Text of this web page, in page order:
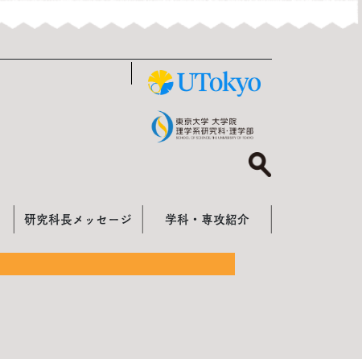
研究科長メッセージ 学科・専攻紹介